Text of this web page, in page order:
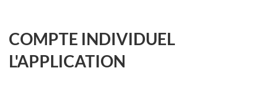
COMPTE INDIVIDUEL
L'APPLICATION